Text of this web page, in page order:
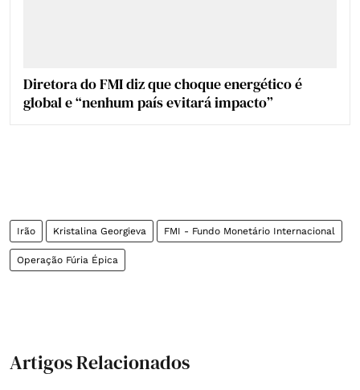
Diretora do FMI diz que choque energético é
global e “nenhum país evitará impacto”
Irão Kristalina Georgieva FMI - Fundo Monetário Internacional
Operação Fúria Épica
Artigos Relacionados